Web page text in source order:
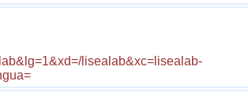
lisealab&xc=lisealab-